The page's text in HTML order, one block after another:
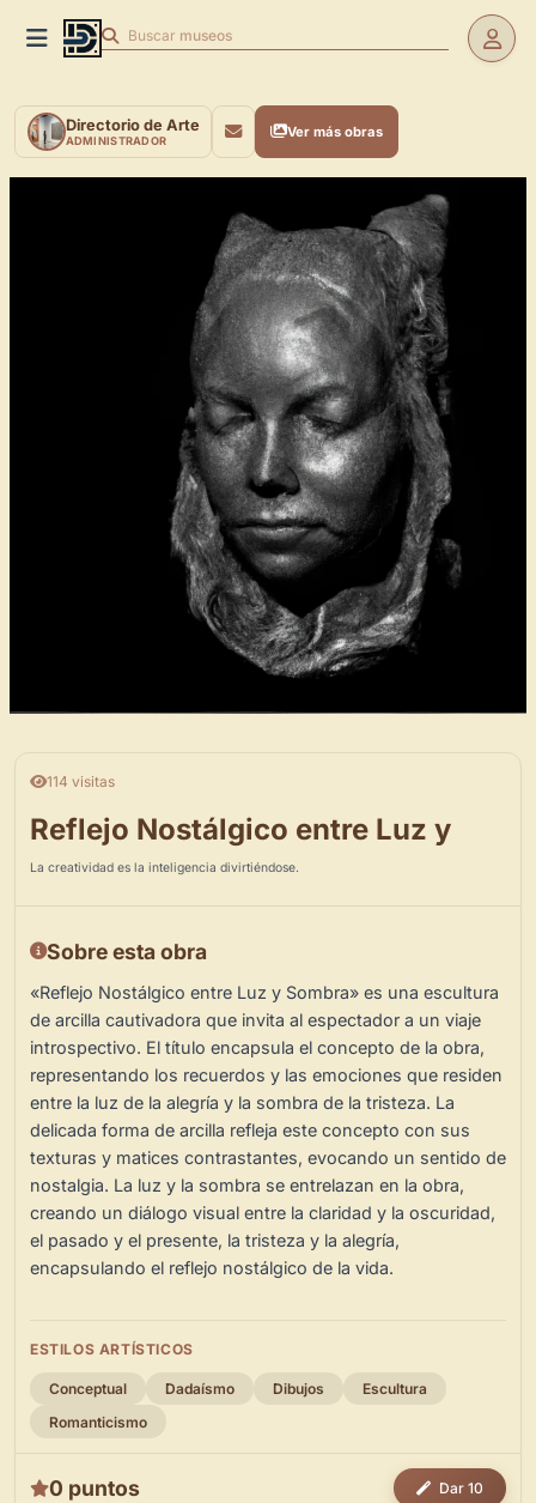
Buscar museos
Directorio de Arte
ADMINISTRADOR
Ver más obras
114 visitas
Reflejo Nostálgico entre Luz y
La creatividad es la inteligencia divirtiéndose.
Sobre esta obra
«Reflejo Nostálgico entre Luz y Sombra» es una escultura
de arcilla cautivadora que invita al espectador a un viaje
introspectivo. El título encapsula el concepto de la obra,
representando los recuerdos y las emociones que residen
entre la luz de la alegría y la sombra de la tristeza. La
delicada forma de arcilla refleja este concepto con sus
texturas y matices contrastantes, evocando un sentido de
nostalgia. La luz y la sombra se entrelazan en la obra,
creando un diálogo visual entre la claridad y la oscuridad,
el pasado y el presente, la tristeza y la alegría,
encapsulando el reflejo nostálgico de la vida.
ESTILOS ARTÍSTICOS
Conceptual Dadaísmo Dibujos
Escultura
Romanticismo
0 puntos Dar 10